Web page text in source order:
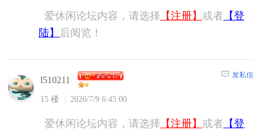
爱休闲论坛内容，请选择 【注册】 或者 【登
陆】
后阅览！
l510211
15 楼 2026/7/9 6:45:00
发私信
爱休闲论坛内容，请选择 【注册】 或者 【登